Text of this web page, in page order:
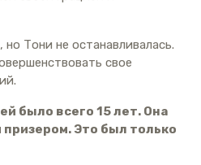
Тони не останавливалась.
свое
было всего 15 лет. Она
Это был только